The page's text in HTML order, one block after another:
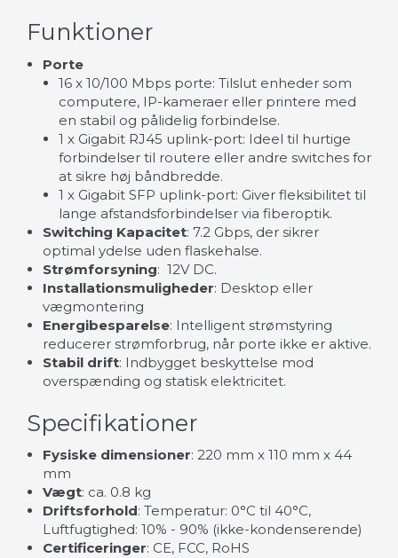
Funktioner
Porte
16 x 10/100 Mbps porte: Tilslut enheder som
computere, IP-kameraer eller printere med
en stabil og pålidelig forbindelse.
1 x Gigabit RJ45 uplink-port: Ideel til hurtige
forbindelser til routere eller andre switches for
at sikre høj båndbredde.
1 x Gigabit SFP uplink-port: Giver fleksibilitet til
lange afstandsforbindelser via fiberoptik.
Switching Kapacitet: 7.2 Gbps, der sikrer
optimal ydelse uden flaskehalse.
Strømforsyning: 12V DC.
Installationsmuligheder: Desktop eller
vægmontering
Energibesparelse: Intelligent strømstyring
reducerer strømforbrug, når porte ikke er aktive.
Stabil drift: Indbygget beskyttelse mod
overspænding og statisk elektricitet.
Specifikationer
Fysiske dimensioner: 220 mm x 110 mm x 44
mm
Vægt: ca. 0.8 kg
Driftsforhold: Temperatur: 0°C til 40°C,
Luftfugtighed: 10% - 90% (ikke-kondenserende)
Certificeringer: CE, FCC, RoHS